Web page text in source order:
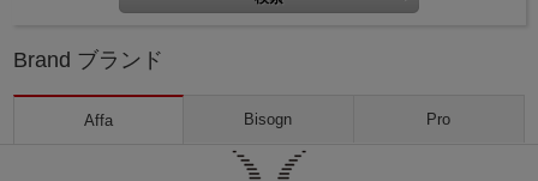
Brand ブランド
Affa Bisogn Pro